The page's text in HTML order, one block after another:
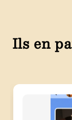
Ils en